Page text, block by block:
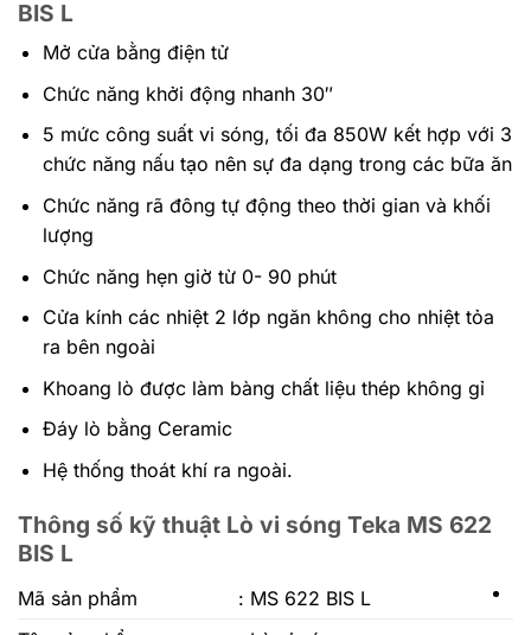
BIS L
Mở cửa bằng điện tử
Chức năng khởi động nhanh 30″
5 mức công suất vi sóng, tối đa 850W kết hợp với 3
chức năng nấu tạo nên sự đa dạng trong các bữa ăn
Chức năng rã đông tự động theo thời gian và khối
lượng
Chức năng hẹn giờ từ 0- 90 phút
Cửa kính các nhiệt 2 lớp ngăn không cho nhiệt tỏa
ra bên ngoài
Khoang lò được làm bàng chất liệu thép không gỉ
Đáy lò bằng Ceramic
Hệ thống thoát khí ra ngoài.
Thông số kỹ thuật Lò vi sóng Teka MS 622
BIS L
Mã sản phẩm
: MS 622 BIS L